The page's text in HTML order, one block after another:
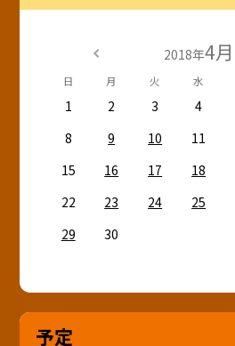
2018年4月
日 月 火 水
1 2 3 4
8
9 10 11
15
16 17 18
22
23 24 25
29
30
予定